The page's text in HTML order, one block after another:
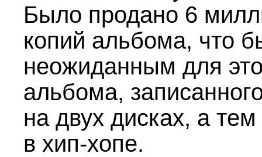
Было продано 6
копий альбома, что
неожиданным для
альбома,
на двух дисках, а
в хип-хопе.